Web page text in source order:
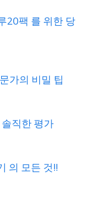
20팩 를 위한 당
가의 비밀 팁
직한 평가
의 모든 것!!